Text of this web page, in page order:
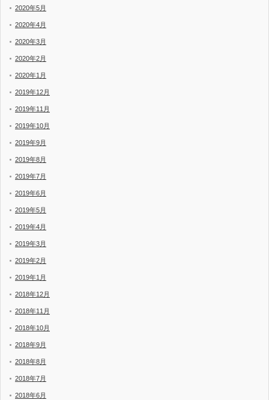
2020年5月
2020年4月
2020年3月
2020年2月
2020年1月
2019年12月
2019年11月
2019年10月
2019年9月
2019年8月
2019年7月
2019年6月
2019年5月
2019年4月
2019年3月
2019年2月
2019年1月
2018年12月
2018年11月
2018年10月
2018年9月
2018年8月
2018年7月
2018年6月